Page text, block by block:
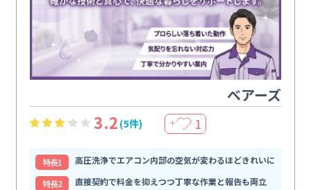
ベアーズ
3.2 (5件) ＋ 1
特⻑1
高圧洗浄でエアコン内部の空気が変わるほどきれいに
特⻑2
直接契約で料金を抑えつつ丁寧な作業と報告も両立